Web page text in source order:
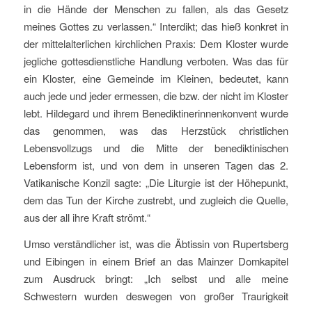
in die Hände der Menschen zu fallen, als das Gesetz
meines Gottes zu verlassen.“ Interdikt; das hieß konkret in
der mittelalterlichen kirchlichen Praxis: Dem Kloster wurde
jegliche gottesdienstliche Handlung verboten. Was das für
ein Kloster, eine Gemeinde im Kleinen, bedeutet, kann
auch jede und jeder ermessen, die bzw. der nicht im Kloster
lebt. Hildegard und ihrem Benediktinerinnenkonvent wurde
das genommen, was das Herzstück christlichen
Lebensvollzugs und die Mitte der benediktinischen
Lebensform ist, und von dem in unseren Tagen das 2.
Vatikanische Konzil sagte: „Die Liturgie ist der Höhepunkt,
dem das Tun der Kirche zustrebt, und zugleich die Quelle,
aus der all ihre Kraft strömt.“
Umso verständlicher ist, was die Äbtissin von Rupertsberg
und Eibingen in einem Brief an das Mainzer Domkapitel
zum Ausdruck bringt: „Ich selbst und alle meine
Schwestern wurden deswegen von großer Traurigkeit